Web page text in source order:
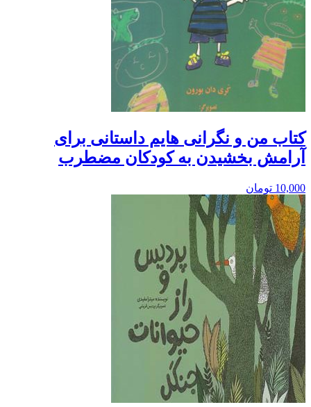
کتاب من و نگرانی هایم داستانی برای
آرامش بخشیدن به کودکان مضطرب
10,000 تومان